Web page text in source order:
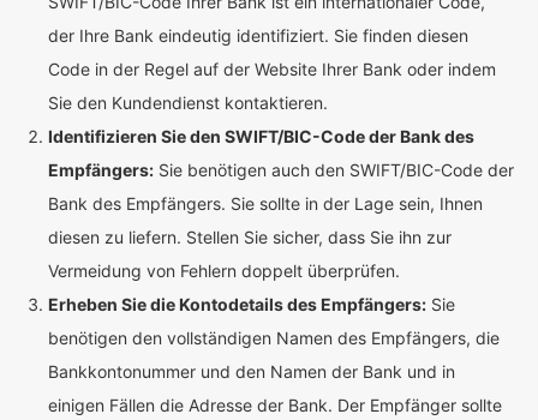
der Ihre Bank eindeutig identifiziert. Sie finden diesen
Code in der Regel auf der Website Ihrer Bank oder indem
Sie den Kundendienst kontaktieren.
Identifizieren Sie den SWIFT/BIC-Code der Bank des
Empfängers: Sie benötigen auch den SWIFT/BIC-Code der
Bank des Empfängers. Sie sollte in der Lage sein, Ihnen
diesen zu liefern. Stellen Sie sicher, dass Sie ihn zur
Vermeidung von Fehlern doppelt überprüfen.
Erheben Sie die Kontodetails des Empfängers: Sie
benötigen den vollständigen Namen des Empfängers, die
Bankkontonummer und den Namen der Bank und in
einigen Fällen die Adresse der Bank. Der Empfänger sollte